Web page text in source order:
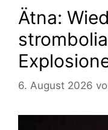
Ätna:
6. August 2026